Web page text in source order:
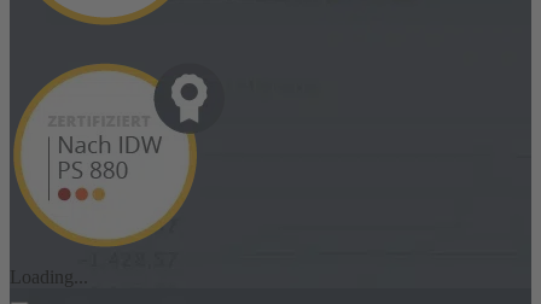
Loading...